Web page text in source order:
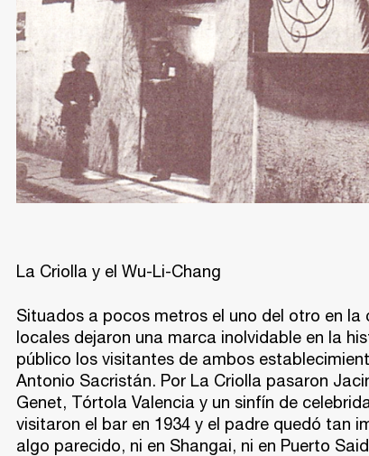
La Criolla y el Wu-Li-Chang
Situados a pocos metros el uno del otro en la
locales dejaron una marca inolvidable en la
público los visitantes de ambos
Antonio Sacristán. Por La Criolla pasaron
Genet, Tórtola Valencia y un sinfín de
visitaron el bar en 1934 y el padre quedó tan
algo parecido, ni en Shangai, ni en Puerto